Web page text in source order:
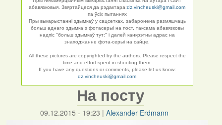
абавязковыя. Звяртайцеся да рэдактара:dz.vincheuski@gmail.com
па ўсіх пытаннях
Пры выкарыстанні здымкаў у сацсетках, забаронена размяшчаць
больш аднаго здымка з фотасерыі на пост, таксама абавязковы
надпіс "больш здымкаў тут:" і далей канкрэтны адрас на
знаходжанне фота-серыі на сайце.
All these pictures are copyrighted by the authors. Please respect the
time and effort spent in shooting them.
If you have any questions or comments, please let us know:
dz.vincheuski@gmail.com
На посту
09.12.2015 - 19:23 | Alexander Erdmann